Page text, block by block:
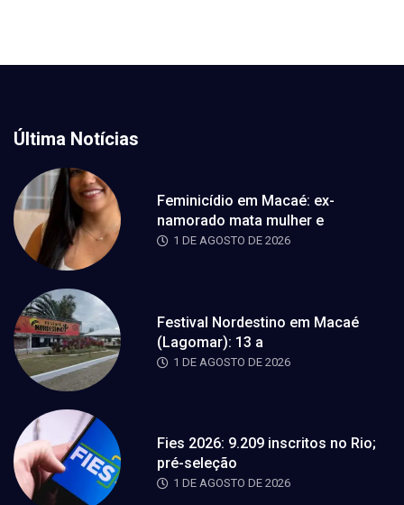
Última Notícias
Feminicídio em Macaé: ex-
namorado mata mulher e
1 DE AGOSTO DE 2026
Festival Nordestino em Macaé
(Lagomar): 13 a
1 DE AGOSTO DE 2026
Fies 2026: 9.209 inscritos no Rio;
pré-seleção
1 DE AGOSTO DE 2026